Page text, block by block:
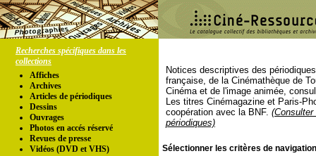
Recherches spécifiques dans les
collections
Affiches
Archives
Articles de périodiques
Dessins
Ouvrages
Photos en accés réservé
Revues de presse
Vidéos (DVD et VHS)
Notices descriptives des
française, de la Cinémathèque de
Cinéma et de l'image animée,
Les titres Cinémagazine et Paris-
coopération avec la BNF.
périodiques)
Sélectionner les critères de